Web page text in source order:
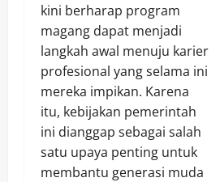
kini berharap program
magang dapat menjadi
langkah awal menuju karier
profesional yang selama ini
mereka impikan. Karena
itu, kebijakan pemerintah
ini dianggap sebagai salah
satu upaya penting untuk
membantu generasi muda